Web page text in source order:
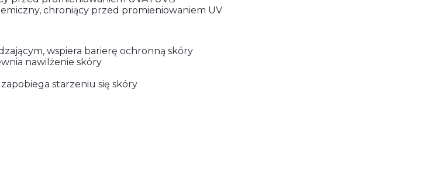
chroniący przed promieniowaniem UV
wspiera barierę ochronną skóry
nawilżenie skóry
starzeniu się skóry